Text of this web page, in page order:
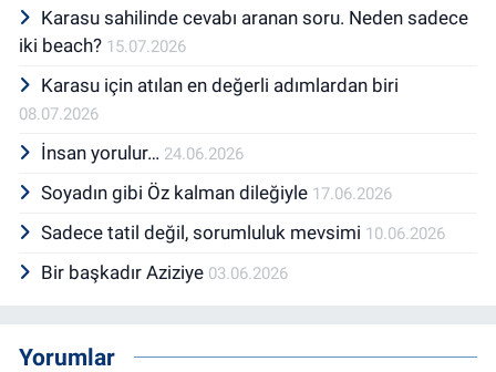
Karasu sahilinde cevabı aranan soru. Neden sadece
iki beach? 15.07.2026
Karasu için atılan en değerli adımlardan biri
08.07.2026
İnsan yorulur… 24.06.2026
Soyadın gibi Öz kalman dileğiyle 17.06.2026
Sadece tatil değil, sorumluluk mevsimi 10.06.2026
Bir başkadır Aziziye 03.06.2026
Yorumlar